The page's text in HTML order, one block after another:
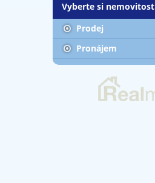
Vyberte si nemovitost
Prodej
Pronájem